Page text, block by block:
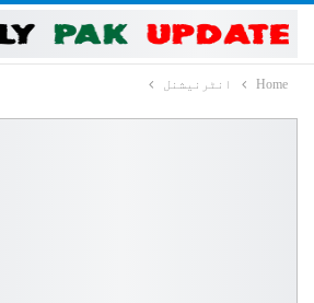
Home انٹرنیشنل